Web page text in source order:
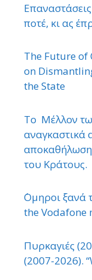
ποτέ, κι ας
The Future of
on
the State
Το Μέλλον
αναγκαστικά
αποκαθήλωση
του Κράτους.
΄Ομηροι
the Vodafone
Πυρκαγιές
(2007-2026).